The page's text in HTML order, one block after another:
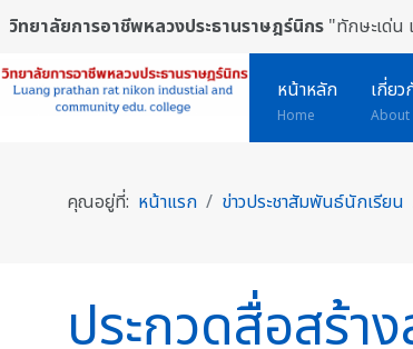
วิทยาลัยการอาชีพหลวงประธานราษฎร์นิกร "ทักษะเด่น
หน้าหลัก
Home
เกี่ย
About
คุณอยู่ที่: หน้าแรก ข่าวประชาสัมพันธ์นักเรียน
ประกวดสื่อสร้า